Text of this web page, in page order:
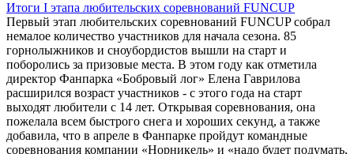
Итоги I этапа любительских соревнований FUNCUP
Первый этап любительских соревнований FUNCUP собрал
немалое количество участников для начала сезона. 85
горнолыжников и сноубордистов вышли на старт и
поборолись за призовые места. В этом году как отметила
директор Фанпарка «Бобровый лог» Елена Гаврилова
расширился возраст участников - с этого года на старт
выходят любители с 14 лет. Открывая соревнования, она
пожелала всем быстрого снега и хороших секунд, а также
добавила, что в апреле в Фанпарке пройдут командные
соревнования компании «Норникель» и «надо будет подумать,